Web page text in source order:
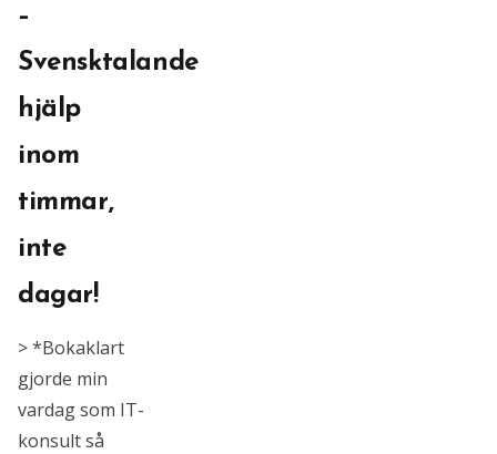
–
Svensktalande
hjälp
inom
timmar,
inte
dagar!
> *Bokaklart
gjorde min
vardag som IT-
konsult så